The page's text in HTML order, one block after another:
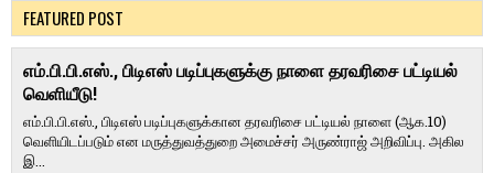
FEATURED POST
எம்.பி.பி.எஸ்., பிடிஎஸ் படிப்புகளுக்கு நாளை தரவரிசை பட்டியல்
வெளியீடு!
எம்.பி.பி.எஸ்., பிடிஎஸ் படிப்புகளுக்கான தரவரிசை பட்டியல் நாளை (ஆக.10)
வெளியிடப்படும் என மருத்துவத்துறை அமைச்சர் அருண்ராஜ் அறிவிப்பு. அகில
இ...